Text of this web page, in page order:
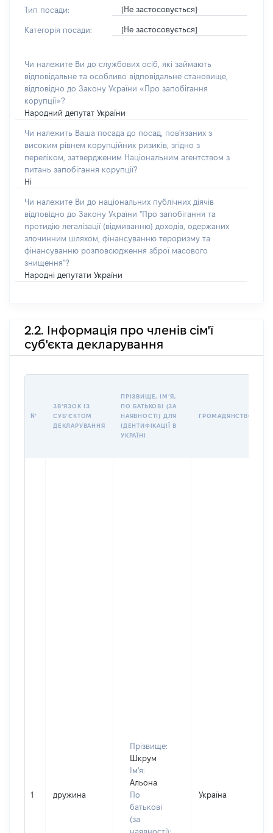
Тип посади: [Не застосовується]
Категорія посади: [Не застосовується]
Чи належите Ви до службових осіб, які займають
відповідальне та особливо відповідальне становище,
відповідно до Закону України «Про запобігання
корупції»?
Народний депутат України
Чи належить Ваша посада до посад, пов'язаних з
високим рівнем корупційних ризиків, згідно з
переліком, затвердженим Національним агентством з
питань запобігання корупції?
Ні
Чи належите Ви до національних публічних діячів
відповідно до Закону України "Про запобігання та
протидію легалізації (відмиванню) доходів, одержаних
злочинним шляхом, фінансуванню тероризму та
фінансуванню розповсюдження зброї масового
знищення"?
Народні депутати України
2.2. Інформація про членів сім'ї
суб'єкта декларування
№
ЗВʼЯЗОК ІЗ
СУБʼЄКТОМ
ДЕКЛАРУВАННЯ
ПРІЗВИЩЕ, ІМʼЯ,
ПО БАТЬКОВІ (ЗА
НАЯВНОСТІ) ДЛЯ
ІДЕНТИФІКАЦІЇ В
УКРАЇНІ
ГРОМАДЯНСТВО
1 дружина
Прізвище:
Шкрум
Ім'я:
Альона
По
батькові
(за
наявності):
Україна